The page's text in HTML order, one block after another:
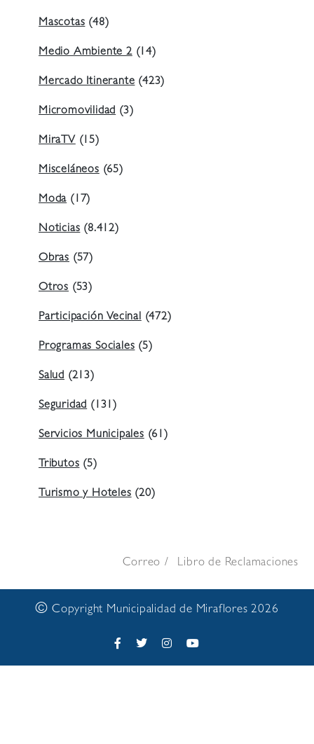
Mascotas (48)
Medio Ambiente 2(14)
Mercado Itinerante (423)
Micromovilidad (3)
MiraTV (15)
Misceláneos (65)
Moda (17)
Noticias (8.412)
Obras (57)
Otros (53)
Participación Vecinal (472)
Programas Sociales (5)
Salud (213)
Seguridad (131)
Servicios Municipales (61)
Tributos (5)
Turismo y Hoteles (20)
Correo Libro de Reclamaciones
© Copyright Municipalidad de Miraflores 2026